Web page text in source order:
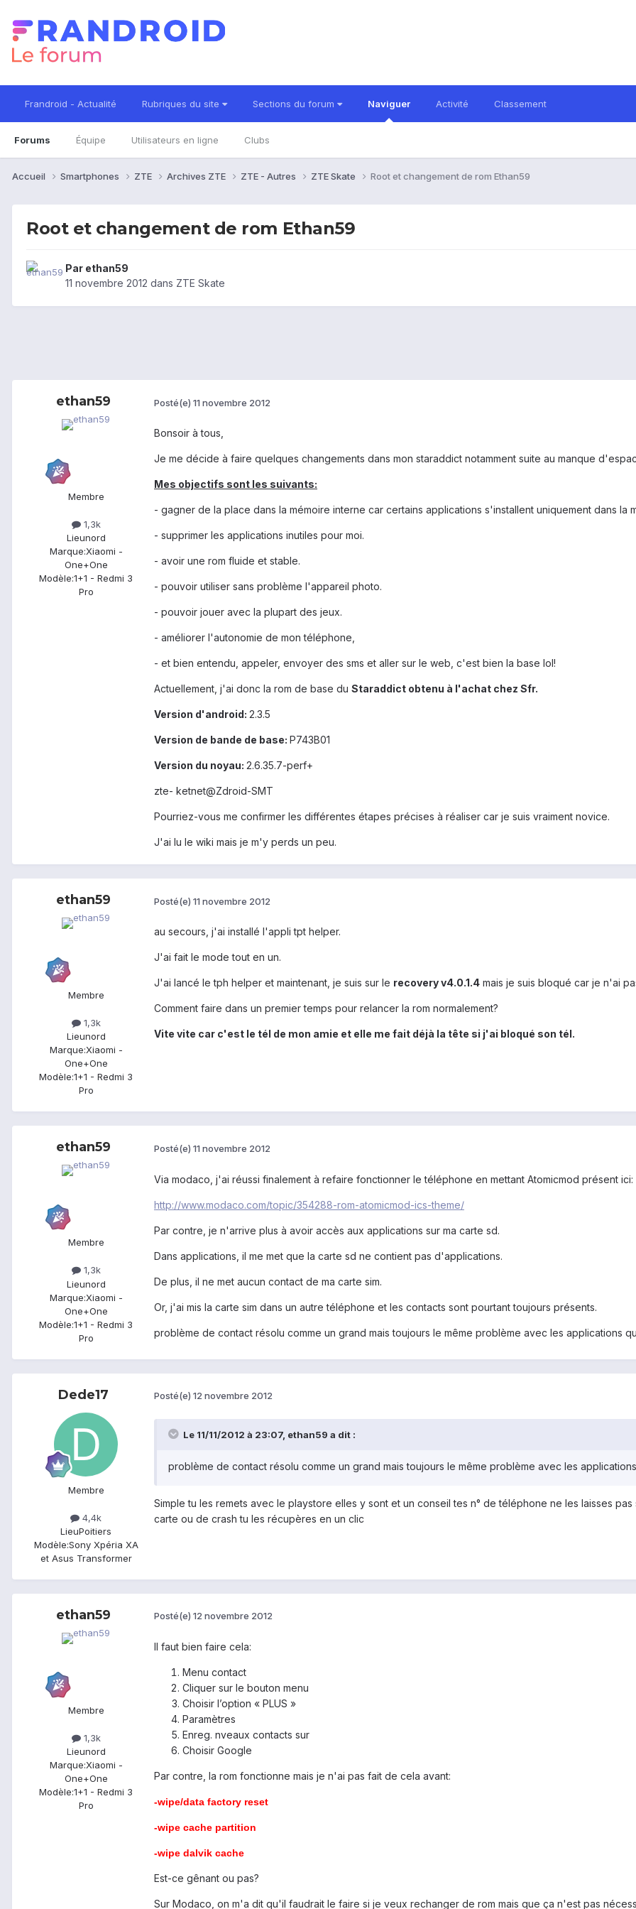
Frandroid - Actualité Rubriques du site Sections du forum Naviguer
Forums Équipe Utilisateurs en ligne Clubs
Activité Classement
Accueil Smartphones ZTE Archives ZTE ZTE - Autres ZTE Skate Root et changement de rom Ethan59
Root et changement de rom Ethan59
Par ethan59
11 novembre 2012 dans ZTE Skate
ethan59
Membre
1,3k
Lieunord
Marque:Xiaomi -
One+One
Modèle:1+1 - Redmi 3
Pro
Posté(e) 11 novembre 2012
Bonsoir à tous,
Je me décide à faire quelques changements dans mon staraddict notamment suite au manque
Mes objectifs sont les suivants:
- gagner de la place dans la mémoire interne car certains applications s'installent uniquement dans la
- supprimer les applications inutiles pour moi.
- avoir une rom fluide et stable.
- pouvoir utiliser sans problème l'appareil photo.
- pouvoir jouer avec la plupart des jeux.
- améliorer l'autonomie de mon téléphone,
- et bien entendu, appeler, envoyer des sms et aller sur le web, c'est bien la base lol!
Actuellement, j'ai donc la rom de base du Staraddict obtenu à l'achat chez Sfr.
Version d'android: 2.3.5
Version de bande de base: P743B01
Version du noyau: 2.6.35.7-perf+
zte- ketnet@Zdroid-SMT
Pourriez-vous me confirmer les différentes étapes précises à réaliser car je suis vraiment novice.
J'ai lu le wiki mais je m'y perds un peu.
ethan59
Membre
1,3k
Lieunord
Marque:Xiaomi -
One+One
Modèle:1+1 - Redmi 3
Pro
Posté(e) 11 novembre 2012
au secours, j'ai installé l'appli tpt helper.
J'ai fait le mode tout en un.
J'ai lancé le tph helper et maintenant, je suis sur le recovery v4.0.1.4 mais je suis bloqué car je n'ai
Comment faire dans un premier temps pour relancer la rom normalement?
Vite vite car c'est le tél de mon amie et elle me fait déjà la tête si j'ai bloqué son tél.
ethan59
Membre
1,3k
Lieunord
Marque:Xiaomi -
One+One
Modèle:1+1 - Redmi 3
Pro
Posté(e) 11 novembre 2012
Via modaco, j'ai réussi finalement à refaire fonctionner le téléphone en mettant Atomicmod présent ici:
http://www.modaco.com/topic/354288-rom-atomicmod-ics-theme/
Par contre, je n'arrive plus à avoir accès aux applications sur ma carte sd.
Dans applications, il me met que la carte sd ne contient pas d'applications.
De plus, il ne met aucun contact de ma carte sim.
Or, j'ai mis la carte sim dans un autre téléphone et les contacts sont pourtant toujours présents.
problème de contact résolu comme un grand mais toujours le même problème avec les applications
Dede17
Membre
4,4k
LieuPoitiers
Modèle:Sony Xpéria XA
et Asus Transformer
Posté(e) 12 novembre 2012
Le 11/11/2012 à 23:07, ethan59 a dit :
problème de contact résolu comme un grand mais toujours le même problème avec les
Simple tu les remets avec le playstore elles y sont et un conseil tes n° de téléphone ne les laisses
carte ou de crash tu les récupères en un clic
ethan59
Membre
1,3k
Lieunord
Marque:Xiaomi -
One+One
Modèle:1+1 - Redmi 3
Pro
Posté(e) 12 novembre 2012
Il faut bien faire cela:
Menu contact
Cliquer sur le bouton menu
Choisir l’option « PLUS »
Paramètres
Enreg. nveaux contacts sur
Choisir Google
Par contre, la rom fonctionne mais je n'ai pas fait de cela avant:
-wipe/data factory reset
-wipe cache partition
-wipe dalvik cache
Est-ce gênant ou pas?
Sur Modaco, on m'a dit qu'il faudrait le faire si je veux rechanger de rom mais que ça n'est pas